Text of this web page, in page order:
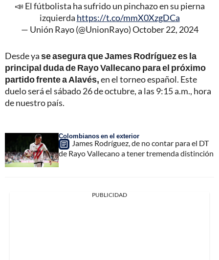
📣 El fútbolista ha sufrido un pinchazo en su pierna
izquierda https://t.co/mmX0XzgDCa
— Unión Rayo (@UnionRayo)October 22, 2024
Desde yase asegura que James Rodríguez es la
principal duda de Rayo Vallecano para el próximo
partido frente a Alavés,en el torneo español. Este
duelo será el sábado 26 de octubre, a las 9:15 a.m., hora
de nuestro país.
Colombianos en el exterior
James Rodríguez, de no contar para el DT
de Rayo Vallecano a tener tremenda distinción
PUBLICIDAD